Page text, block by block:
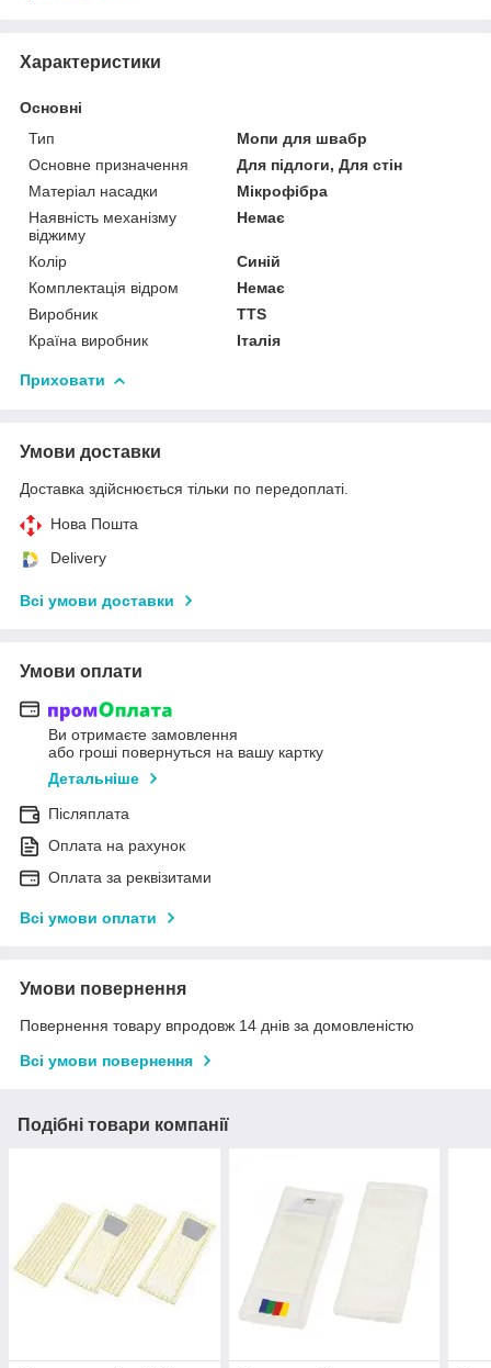
Характеристики
Основні
Тип
Мопи для швабр
Основне призначення
Для підлоги, Для стін
Матеріал насадки
Мікрофібра
Наявність механізму
віджиму
Немає
Колір
Синій
Комплектація відром
Немає
Виробник
TTS
Країна виробник
Італія
Приховати
Умови доставки
Доставка здійснюється тільки по передоплаті.
Нова Пошта
Delivery
Всі умови доставки
Умови оплати
Ви отримаєте замовлення
або гроші повернуться на вашу картку
Детальніше
Післяплата
Оплата на рахунок
Оплата за реквізитами
Всі умови оплати
Умови повернення
Повернення товару впродовж 14 днів за домовленістю
Всі умови повернення
Подібні товари компанії